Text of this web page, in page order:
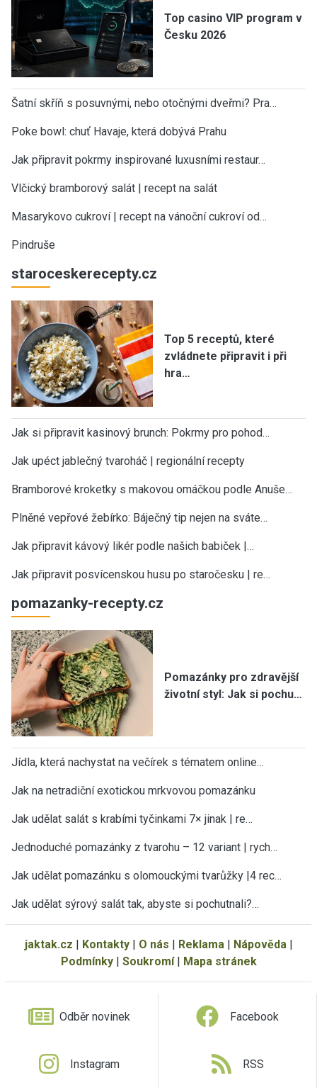
Top casino VIP program v
Česku 2026
Šatní skříň s posuvnými, nebo otočnými dveřmi? Pra…
Poke bowl: chuť Havaje, která dobývá Prahu
Jak připravit pokrmy inspirované luxusními restaur…
Vlčický bramborový salát | recept na salát
Masarykovo cukroví | recept na vánoční cukroví od…
Pindruše
staroceskerecepty.cz
Top 5 receptů, které
zvládnete připravit i při
hra…
Jak si připravit kasinový brunch: Pokrmy pro pohod…
Jak upéct jablečný tvaroháč | regionální recepty
Bramborové kroketky s makovou omáčkou podle Anuše…
Plněné vepřové žebírko: Báječný tip nejen na sváte…
Jak připravit kávový likér podle našich babiček |…
Jak připravit posvícenskou husu po staročesku | re…
pomazanky-recepty.cz
Pomazánky pro zdravější
životní styl: Jak si pochu…
Jídla, která nachystat na večírek s tématem online…
Jak na netradiční exotickou mrkvovou pomazánku
Jak udělat salát s krabími tyčinkami 7× jinak | re…
Jednoduché pomazánky z tvarohu – 12 variant | rych…
Jak udělat pomazánku s olomouckými tvarůžky |4 rec…
Jak udělat sýrový salát tak, abyste si pochutnali?…
jaktak.cz | Kontakty| O nás | Reklama | Nápověda |
Podmínky| Soukromí| Mapa stránek
Odběr novinek Facebook
Instagram RSS